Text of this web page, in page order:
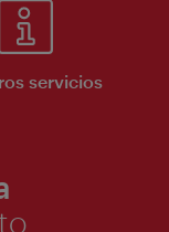
servicios